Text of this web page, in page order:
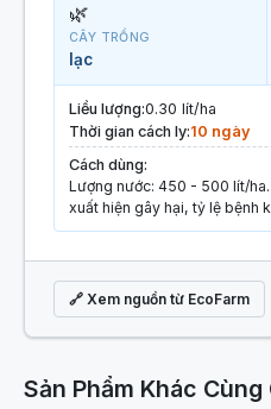
🌿
CÂY TRỒNG
lạc
Liều lượng:0.30 lít/ha
Thời gian cách ly:10 ngày
Cách dùng:
Lượng nước: 450 - 500 lít/
xuất hiện gây hại, tỷ lệ bệnh
🔗 Xem nguồn từ EcoFarm
Sản Phẩm Khác Cùng